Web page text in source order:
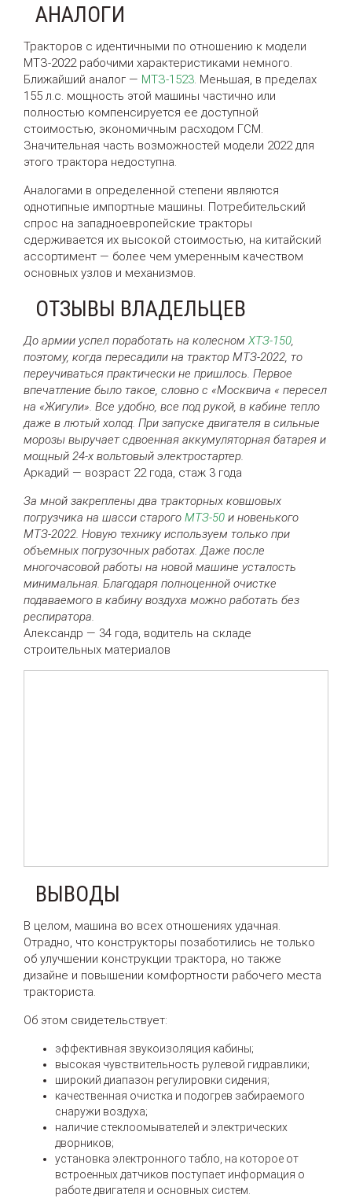
АНАЛОГИ
Тракторов с идентичными по отношению к модели
МТЗ-2022 рабочими характеристиками немного.
Ближайший аналог — МТЗ-1523. Меньшая, в пределах
155 л.с. мощность этой машины частично или
полностью компенсируется ее доступной
стоимостью, экономичным расходом ГСМ.
Значительная часть возможностей модели 2022 для
этого трактора недоступна.
Аналогами в определенной степени являются
однотипные импортные машины. Потребительский
спрос на западноевропейские тракторы
сдерживается их высокой стоимостью, на китайский
ассортимент — более чем умеренным качеством
основных узлов и механизмов.
ОТЗЫВЫ ВЛАДЕЛЬЦЕВ
До армии успел поработать на колесном ХТЗ-150,
поэтому, когда пересадили на трактор МТЗ-2022, то
переучиваться практически не пришлось. Первое
впечатление было такое, словно с «Москвича « пересел
на «Жигули». Все удобно, все под рукой, в кабине тепло
даже в лютый холод. При запуске двигателя в сильные
морозы выручает сдвоенная аккумуляторная батарея и
мощный 24-х вольтовый электростартер.
Аркадий — возраст 22 года, стаж 3 года
За мной закреплены два тракторных ковшовых
погрузчика на шасси старого МТЗ-50 и новенького
МТЗ-2022. Новую технику используем только при
объемных погрузочных работах. Даже после
многочасовой работы на новой машине усталость
минимальная. Благодаря полноценной очистке
подаваемого в кабину воздуха можно работать без
респиратора.
Александр — 34 года, водитель на складе
строительных материалов
ВЫВОДЫ
В целом, машина во всех отношениях удачная.
Отрадно, что конструкторы позаботились не только
об улучшении конструкции трактора, но также
дизайне и повышении комфортности рабочего места
тракториста.
Об этом свидетельствует:
эффективная звукоизоляция кабины;
высокая чувствительность рулевой гидравлики;
широкий диапазон регулировки сидения;
качественная очистка и подогрев забираемого
снаружи воздуха;
наличие стеклоомывателей и электрических
дворников;
установка электронного табло, на которое от
встроенных датчиков поступает информация о
работе двигателя и основных систем.